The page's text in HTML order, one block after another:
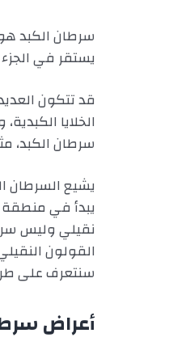
سرطان الكبد
يستقر في
قد تتكون
الخلايا
سرطان الكبد،
يشيع السرطان
يبدأ في منطقة
نقيلي وليس
القولون
سنتعرف على
أعراض